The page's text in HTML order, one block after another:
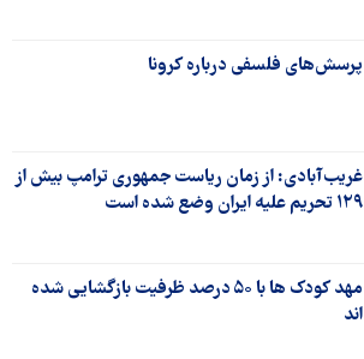
پرسش‌های فلسفی درباره کرونا
غریب‌آبادی: از زمان ریاست جمهوری ترامپ بیش از
۱۲۹ تحریم علیه ایران وضع شده است
مهد کودک ها با ۵۰ درصد ظرفیت بازگشایی شده
اند